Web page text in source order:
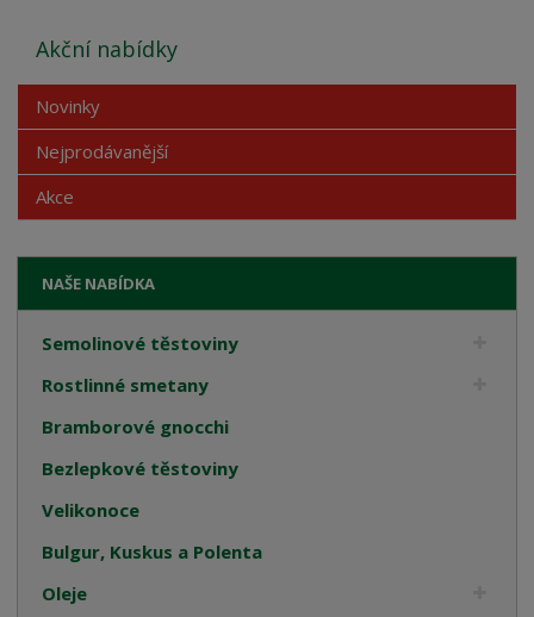
NAŠE NABÍDKA
Semolinové těstoviny
Rostlinné smetany
Bramborové gnocchi
Bezlepkové těstoviny
Velikonoce
Bulgur, Kuskus a Polenta
Oleje
Akční nabídky
Novinky
Nejprodávanější
Akce